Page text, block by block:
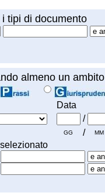
tipi di documento
almeno un ambito
Data
/
GG / MM